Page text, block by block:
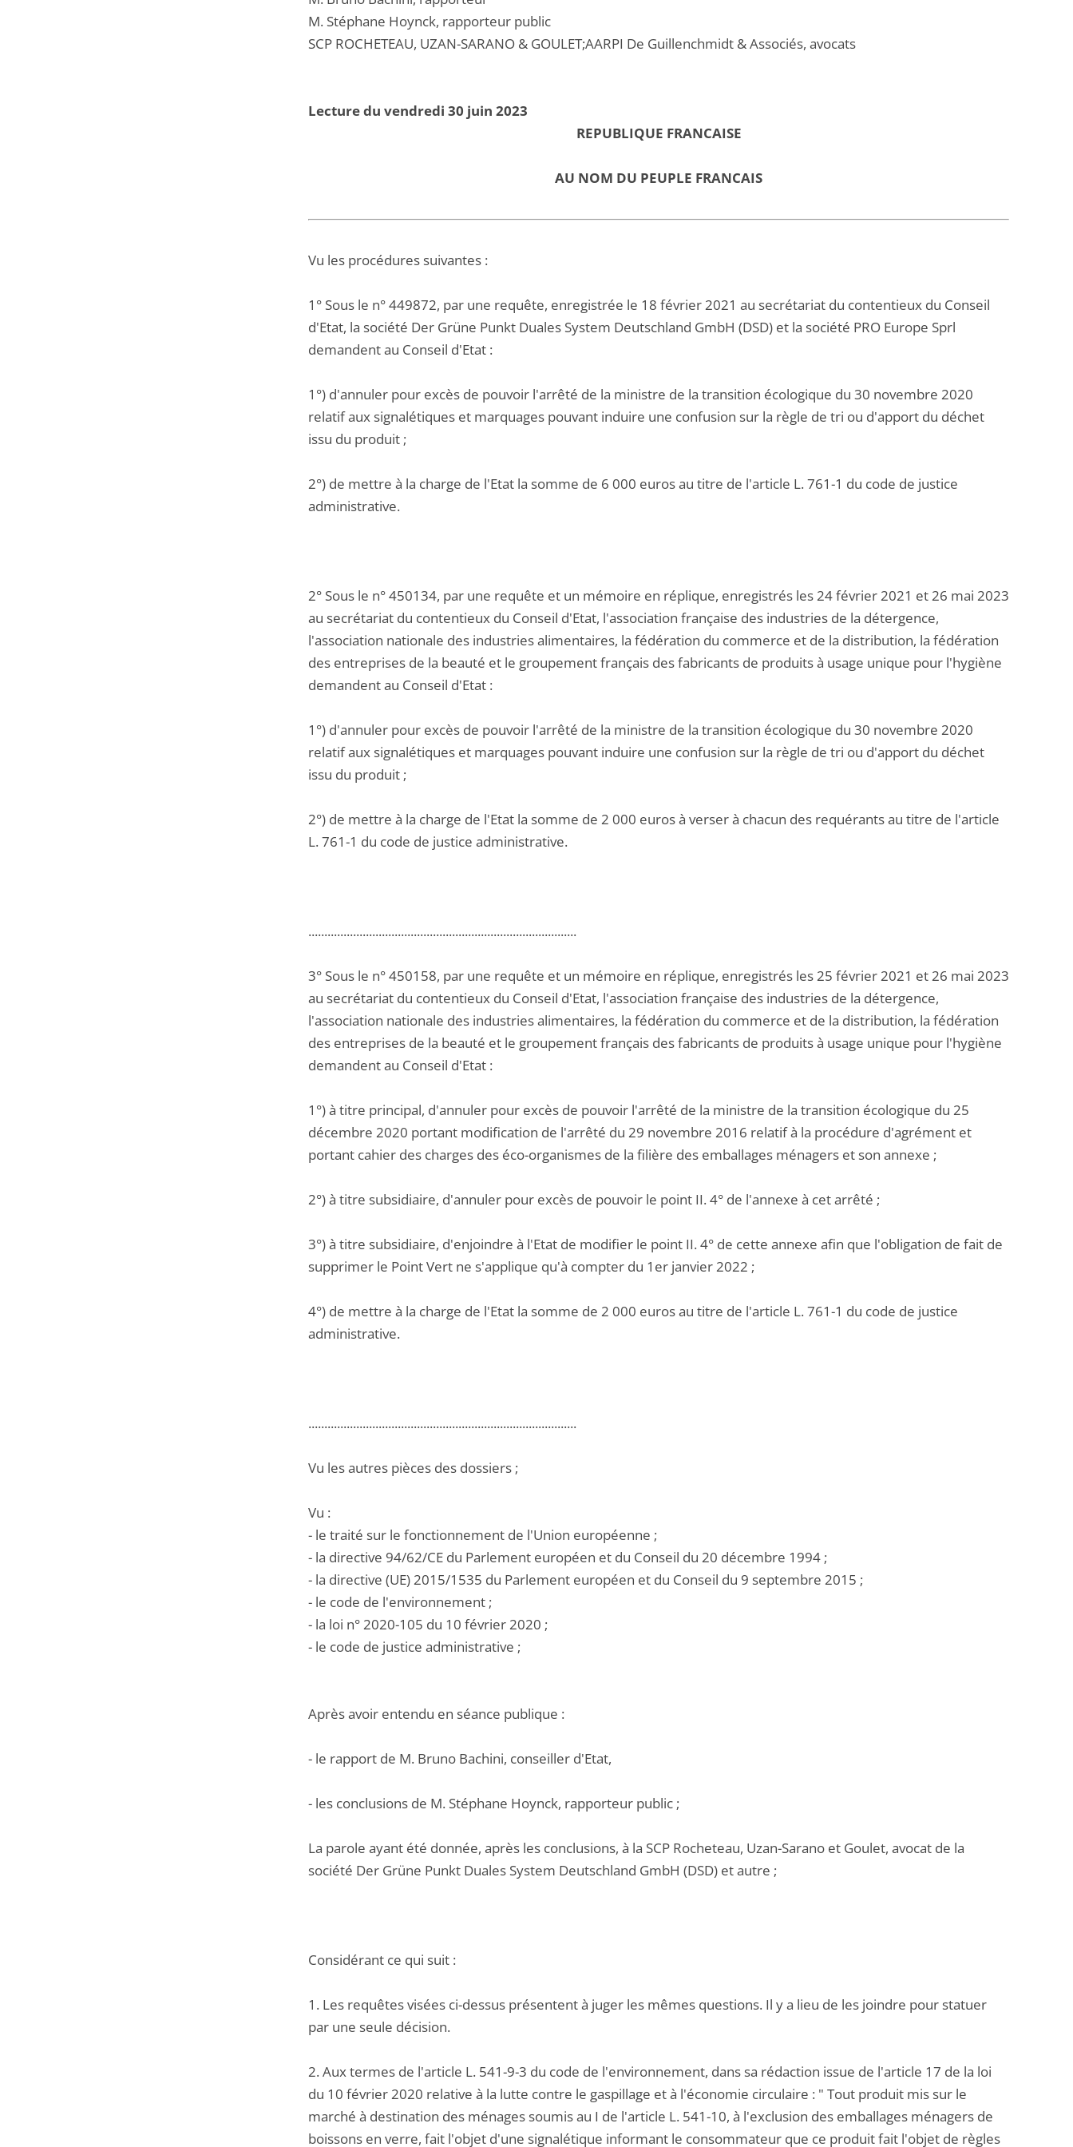
M. Stéphane Hoynck, rapporteur public
SCP ROCHETEAU, UZAN-SARANO & GOULET;AARPI De Guillenchmidt & Associés, avocats
Lecture du vendredi 30 juin 2023
REPUBLIQUE FRANCAISE
AU NOM DU PEUPLE FRANCAIS
Vu les procédures suivantes :
1° Sous le n° 449872, par une requête, enregistrée le 18 février 2021 au secrétariat du contentieux du Conseil
d'Etat, la société Der Grüne Punkt Duales System Deutschland GmbH (DSD) et la société PRO Europe Sprl
demandent au Conseil d'Etat :
1°) d'annuler pour excès de pouvoir l'arrêté de la ministre de la transition écologique du 30 novembre 2020
relatif aux signalétiques et marquages pouvant induire une confusion sur la règle de tri ou d'apport du déchet
issu du produit ;
2°) de mettre à la charge de l'Etat la somme de 6 000 euros au titre de l'article L. 761-1 du code de justice
administrative.
2° Sous le n° 450134, par une requête et un mémoire en réplique, enregistrés les 24 février 2021 et 26 mai 2023
au secrétariat du contentieux du Conseil d'Etat, l'association française des industries de la détergence,
l'association nationale des industries alimentaires, la fédération du commerce et de la distribution, la fédération
des entreprises de la beauté et le groupement français des fabricants de produits à usage unique pour l'hygiène
demandent au Conseil d'Etat :
1°) d'annuler pour excès de pouvoir l'arrêté de la ministre de la transition écologique du 30 novembre 2020
relatif aux signalétiques et marquages pouvant induire une confusion sur la règle de tri ou d'apport du déchet
issu du produit ;
2°) de mettre à la charge de l'Etat la somme de 2 000 euros à verser à chacun des requérants au titre de l'article
L. 761-1 du code de justice administrative.
....................................................................................
3° Sous le n° 450158, par une requête et un mémoire en réplique, enregistrés les 25 février 2021 et 26 mai 2023
au secrétariat du contentieux du Conseil d'Etat, l'association française des industries de la détergence,
l'association nationale des industries alimentaires, la fédération du commerce et de la distribution, la fédération
des entreprises de la beauté et le groupement français des fabricants de produits à usage unique pour l'hygiène
demandent au Conseil d'Etat :
1°) à titre principal, d'annuler pour excès de pouvoir l'arrêté de la ministre de la transition écologique du 25
décembre 2020 portant modification de l'arrêté du 29 novembre 2016 relatif à la procédure d'agrément et
portant cahier des charges des éco-organismes de la filière des emballages ménagers et son annexe ;
2°) à titre subsidiaire, d'annuler pour excès de pouvoir le point II. 4° de l'annexe à cet arrêté ;
3°) à titre subsidiaire, d'enjoindre à l'Etat de modifier le point II. 4° de cette annexe afin que l'obligation de fait de
supprimer le Point Vert ne s'applique qu'à compter du 1er janvier 2022 ;
4°) de mettre à la charge de l'Etat la somme de 2 000 euros au titre de l'article L. 761-1 du code de justice
administrative.
....................................................................................
Vu les autres pièces des dossiers ;
Vu :
- le traité sur le fonctionnement de l'Union européenne ;
- la directive 94/62/CE du Parlement européen et du Conseil du 20 décembre 1994 ;
- la directive (UE) 2015/1535 du Parlement européen et du Conseil du 9 septembre 2015 ;
- le code de l'environnement ;
- la loi n° 2020-105 du 10 février 2020 ;
- le code de justice administrative ;
Après avoir entendu en séance publique :
- le rapport de M. Bruno Bachini, conseiller d'Etat,
- les conclusions de M. Stéphane Hoynck, rapporteur public ;
La parole ayant été donnée, après les conclusions, à la SCP Rocheteau, Uzan-Sarano et Goulet, avocat de la
société Der Grüne Punkt Duales System Deutschland GmbH (DSD) et autre ;
Considérant ce qui suit :
1. Les requêtes visées ci-dessus présentent à juger les mêmes questions. Il y a lieu de les joindre pour statuer
par une seule décision.
2. Aux termes de l'article L. 541-9-3 du code de l'environnement, dans sa rédaction issue de l'article 17 de la loi
du 10 février 2020 relative à la lutte contre le gaspillage et à l'économie circulaire : " Tout produit mis sur le
marché à destination des ménages soumis au I de l'article L. 541-10, à l'exclusion des emballages ménagers de
boissons en verre, fait l'objet d'une signalétique informant le consommateur que ce produit fait l'objet de règles